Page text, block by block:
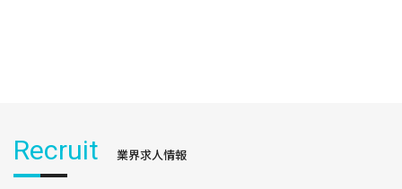
Recruit 業界求人情報